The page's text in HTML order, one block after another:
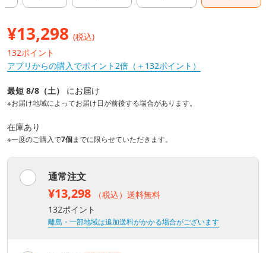
¥13,298 (税込)
132ポイント
アプリからの購入でポイント2倍（＋132ポイント）
最短 8/8（土） にお届け
※お届け地域によってお届け日が前後する場合があります。
在庫あり
※一度のご購入で7個までに限らせていただきます。
通常注文
¥13,298
（税込）送料無料
132ポイント
離島・一部地域は追加送料がかかる場合がございます